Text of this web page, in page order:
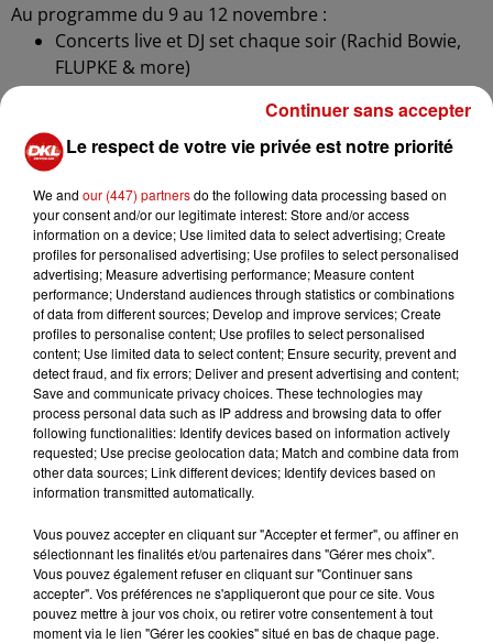
Au programme du 9 au 12 novembre :
Concerts live et DJ set chaque soir (Rachid Bowie,
FLUPKE & more)
Ateliers zythologie et mixologie (art de la
dégustation et création de cocktails signature à
base de bière)
Ateliers floraux (bouquets de fleurs séchées avec
céréales utilisées dans nos brassins)
Yoga Beer (allier l'effort et le réconfort lors d'un
cours insolite)
Atelier création de tarte flambée et dégustation...
>> événements gratuits
>> ateliers 5€ / personne
Ajouter à votre calendrier
Date
du9 novembre 2023 à 17h00
au9 novembre 2023 à 19h00
Le respect de votre vie privée est notre priorité
We and our (447) partnersdo the following data processing based on
your consent and/or our legitimate interest: Store and/or access
information on a device; Use limited data to select advertising; Create
profiles for personalised advertising; Use profiles to select personalised
advertising; Measure advertising performance; Measure content
performance; Understand audiences through statistics or combinations
of data from different sources; Develop and improve services; Create
profiles to personalise content; Use profiles to select personalised
content; Use limited data to select content; Ensure security, prevent and
detect fraud, and fix errors; Deliver and present advertising and content;
Save and communicate privacy choices. These technologies may
process personal data such as IP address and browsing data to offer
following functionalities: Identify devices based on information actively
requested; Use precise geolocation data; Match and combine data from
other data sources; Link different devices; Identify devices based on
information transmitted automatically.
Vous pouvez accepter en cliquant sur "Accepter et fermer", ou affiner en
sélectionnant les finalités et/ou partenaires dans "Gérer mes choix".
Vous pouvez également refuser en cliquant sur "Continuer sans
accepter". Vos préférences ne s'appliqueront que pour ce site. Vous
pouvez mettre à jour vos choix, ou retirer votre consentement à tout
moment via le lien "Gérer les cookies" situé en bas de chaque page.
Continuer sans accepter